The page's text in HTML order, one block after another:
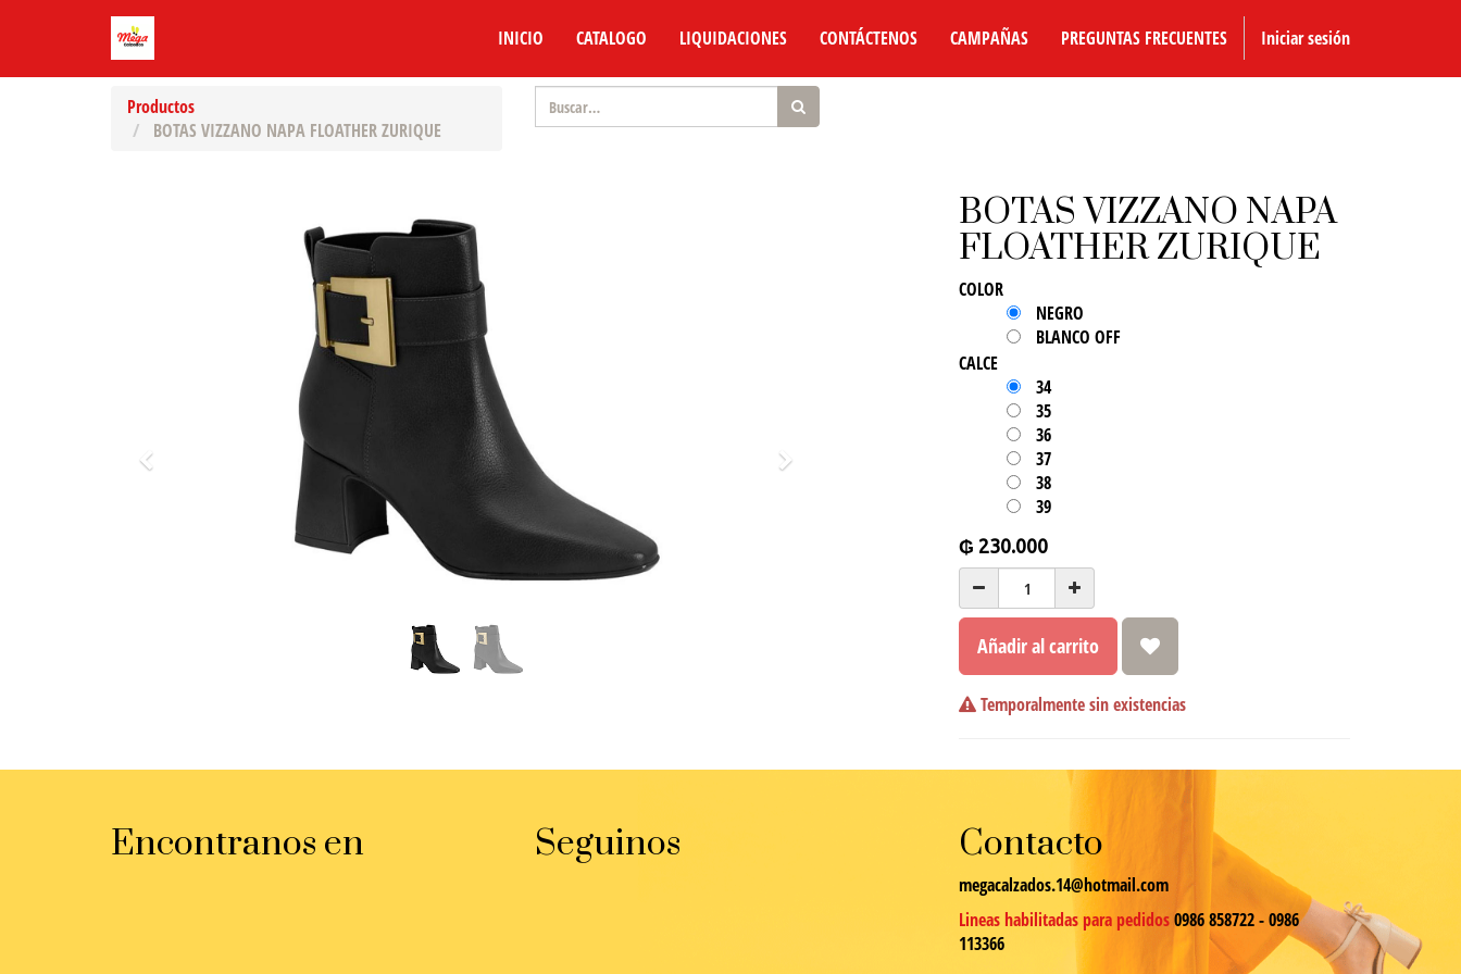
INICIO CATALOGO LIQUIDACIONES CONTÁCTENOS CAMPAÑAS PREGUNTAS FRECUENTES Iniciar sesión
Productos
BOTAS VIZZANO NAPA FLOATHER ZURIQUE
Siguiente
BOTAS VIZZANO NAPA
FLOATHER ZURIQUE
COLOR
NEGRO
BLANCO OFF
CALCE
34
35
36
37
38
39
₲ 230.000
Añadir al carrito
Temporalmente sin existencias
Encontranos en Seguinos Contacto
megacalzados.14@hotmail.com
Lineas habilitadas para pedidos0986 858722 - 0986
113366